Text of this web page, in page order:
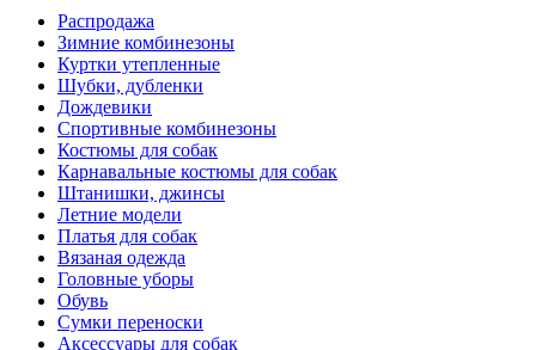
Распродажа
Зимние комбинезоны
Куртки утепленные
Шубки, дубленки
Дождевики
Спортивные комбинезоны
Костюмы для собак
Карнавальные костюмы для собак
Штанишки, джинсы
Летние модели
Платья для собак
Вязаная одежда
Головные уборы
Обувь
Сумки переноски
Аксессуары для собак